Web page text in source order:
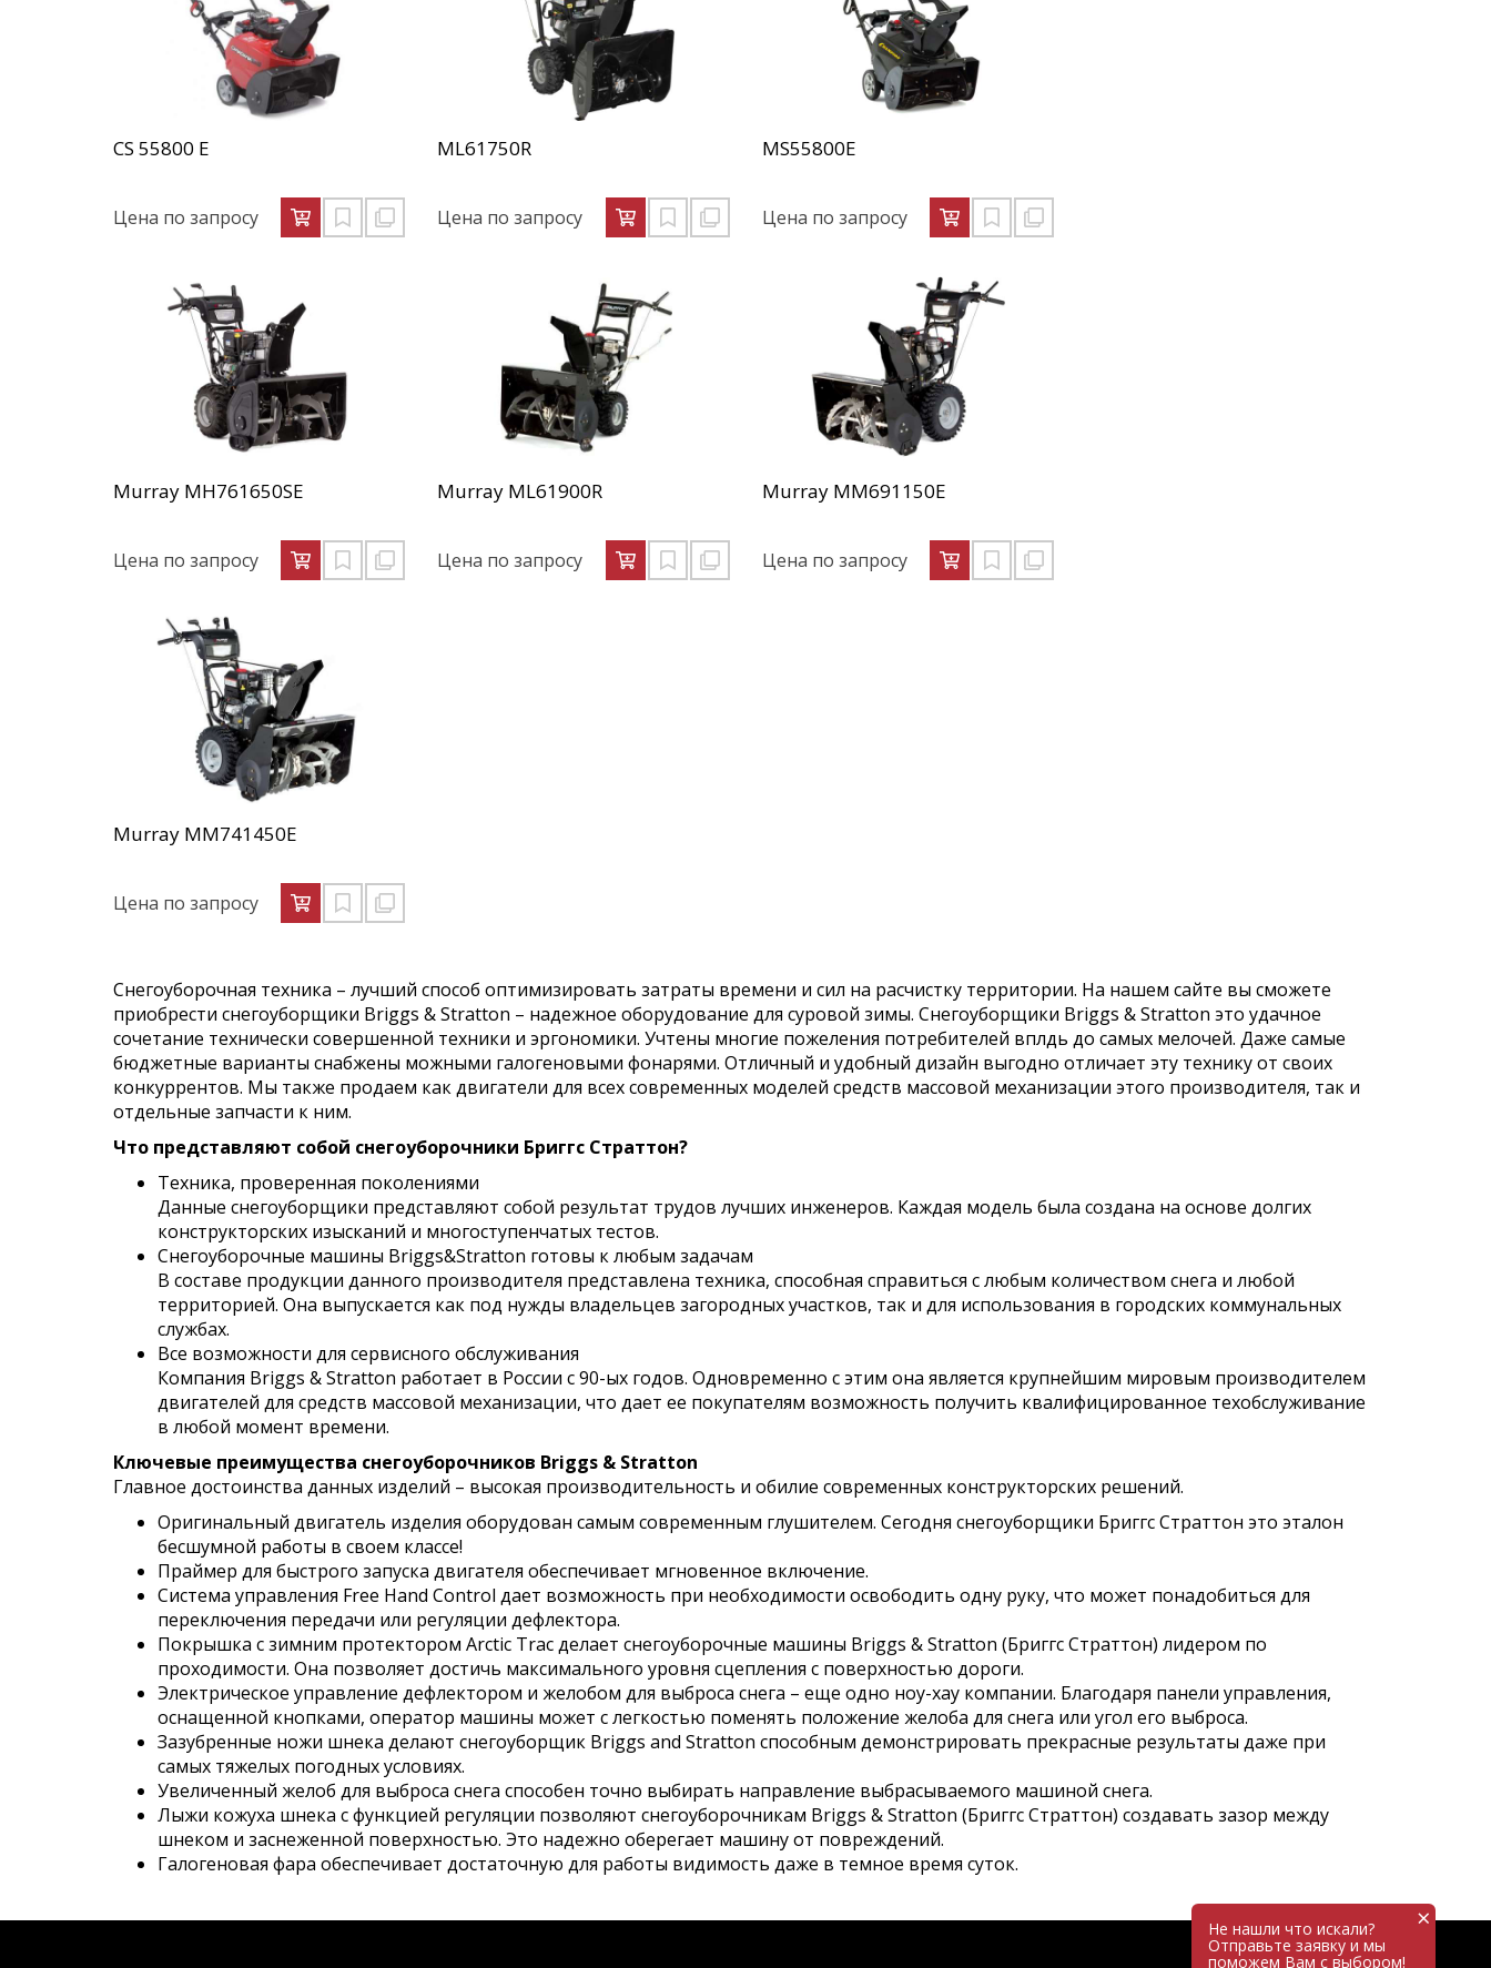
CS 55800 E
Цена по запросу
ML61750R
Цена по запросу
MS55800E
Цена по запросу
Murray MH761650SE
Цена по запросу
Murray ML61900R
Цена по запросу
Murray MM691150E
Цена по запросу
Murray MM741450E
Цена по запросу
Снегоуборочная техника – лучший способ оптимизировать затраты времени и сил на расчистку территории. На нашем сайте вы сможете
приобрести снегоуборщики Briggs & Stratton – надежное оборудование для суровой зимы. Снегоуборщики Briggs & Stratton это удачное
сочетание технически совершенной техники и эргономики. Учтены многие пожеления потребителей вплдь до самых мелочей. Даже самые
бюджетные варианты снабжены можными галогеновыми фонарями. Отличный и удобный дизайн выгодно отличает эту технику от своих
конкуррентов. Мы также продаем как двигатели для всех современных моделей средств массовой механизации этого производителя, так и
отдельные запчасти к ним.
Что представляют собой снегоуборочники Бриггс Страттон?
Техника, проверенная поколениями
Данные снегоуборщики представляют собой результат трудов лучших инженеров. Каждая модель была создана на основе долгих
конструкторских изысканий и многоступенчатых тестов.
Снегоуборочные машины Briggs&Stratton готовы к любым задачам
В составе продукции данного производителя представлена техника, способная справиться с любым количеством снега и любой
территорией. Она выпускается как под нужды владельцев загородных участков, так и для использования в городских коммунальных
службах.
Все возможности для сервисного обслуживания
Компания Briggs & Stratton работает в России с 90-ых годов. Одновременно с этим она является крупнейшим мировым производителем
двигателей для средств массовой механизации, что дает ее покупателям возможность получить квалифицированное техобслуживание
в любой момент времени.
Ключевые преимущества снегоуборочников Briggs & Stratton
Главное достоинства данных изделий – высокая производительность и обилие современных конструкторских решений.
Оригинальный двигатель изделия оборудован самым современным глушителем. Сегодня снегоуборщики Бриггс Страттон это эталон
бесшумной работы в своем классе!
Праймер для быстрого запуска двигателя обеспечивает мгновенное включение.
Система управления Free Hand Control дает возможность при необходимости освободить одну руку, что может понадобиться для
переключения передачи или регуляции дефлектора.
Покрышка с зимним протектором Arctic Trac делает снегоуборочные машины Briggs & Stratton (Бриггс Страттон) лидером по
проходимости. Она позволяет достичь максимального уровня сцепления с поверхностью дороги.
Электрическое управление дефлектором и желобом для выброса снега – еще одно ноу-хау компании. Благодаря панели управления,
оснащенной кнопками, оператор машины может с легкостью поменять положение желоба для снега или угол его выброса.
Зазубренные ножи шнека делают снегоуборщик Briggs and Stratton способным демонстрировать прекрасные результаты даже при
самых тяжелых погодных условиях.
Увеличенный желоб для выброса снега способен точно выбирать направление выбрасываемого машиной снега.
Лыжи кожуха шнека с функцией регуляции позволяют снегоуборочникам Briggs & Stratton (Бриггс Страттон) создавать зазор между
шнеком и заснеженной поверхностью. Это надежно оберегает машину от повреждений.
Галогеновая фара обеспечивает достаточную для работы видимость даже в темное время суток.
Не нашли что искали?
Отправьте заявку и мы
поможем Вам с выбором!
×